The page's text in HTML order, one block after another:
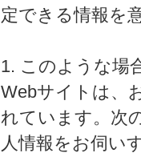
定できる情報を
1. このような場
Webサイトは、
れています。次
人情報をお伺い